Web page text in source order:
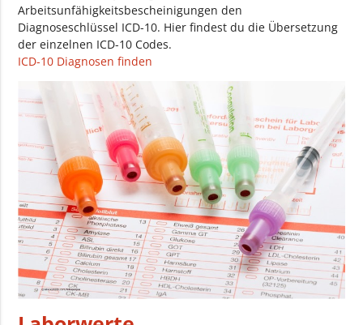
Arbeitsunfähigkeitsbescheinigungen den
Diagnoseschlüssel ICD-10. Hier findest du die Übersetzung
der einzelnen ICD-10 Codes.
ICD-10 Diagnosen finden